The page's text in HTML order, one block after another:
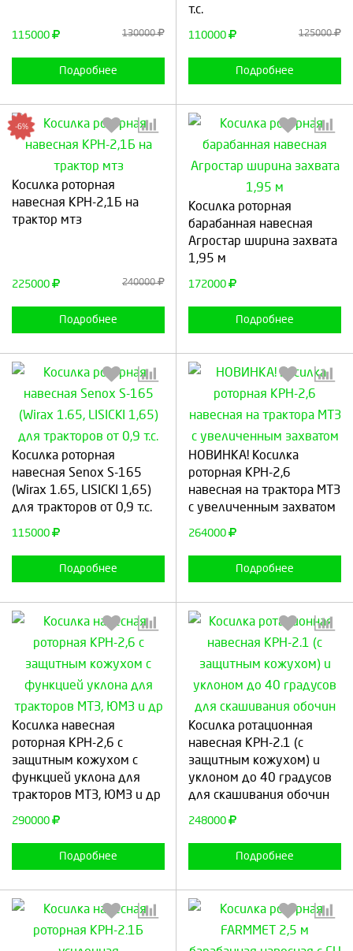
115000 130000
Подробнее
т.с.
110000 125000
Подробнее
Косилка роторная
навесная КРН-2,1Б на
трактор мтз
-6%
225000 240000
Подробнее
Выберите количество:
Косилка роторная
барабанная навесная
Агростар ширина захвата
1,95 м
172000
Подробнее
Выберите количество:
Продолжить
Косилка роторная
навесная Senox S-165
(Wirax 1.65, LISICKI 1,65)
для тракторов от 0,9 т.с.
115000
Подробнее
Выберите количество:
Продолжить Отмена
НОВИНКА! Косилка
роторная КРН-2,6
навесная на трактора МТЗ
с увеличенным захватом
264000
Подробнее
Выберите количество:
Продолжить Отмена
Косилка навесная
роторная КРН-2,6 с
защитным кожухом с
функцией уклона для
тракторов МТЗ, ЮМЗ и др
290000
Подробнее
Выберите количество:
Продолжить Отмена
Косилка ротационная
навесная КРН-2.1 (с
защитным кожухом) и
уклоном до 40 градусов
для скашивания обочин
248000
Подробнее
Выберите количество:
Продолжить Отмена